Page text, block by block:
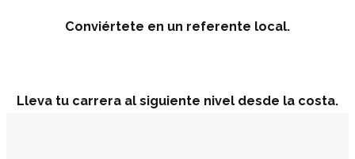
Conviértete en un referente local.
Lleva tu carrera al siguiente nivel desde la costa.